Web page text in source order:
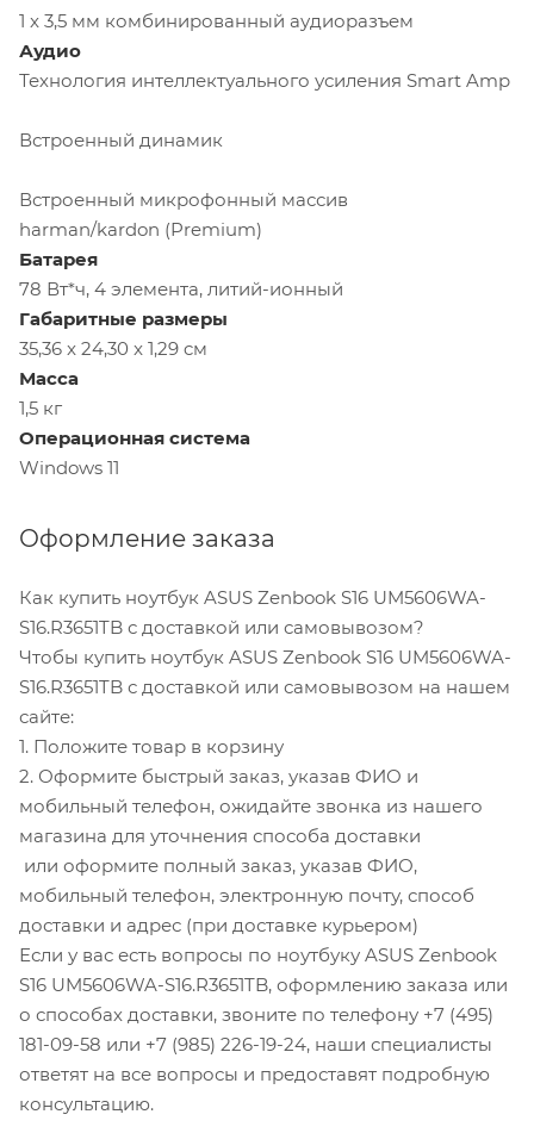
1 x 3,5 мм комбинированный аудиоразъем
Аудио
Технология интеллектуального усиления Smart Amp
Встроенный динамик
Встроенный микрофонный массив
harman/kardon (Premium)
Батарея
78 Вт*ч, 4 элемента, литий-ионный
Габаритные размеры
35,36 x 24,30 x 1,29 cм
Масса
1,5 кг
Операционная система
Windows 11
Оформление заказа
Как купить ноутбук ASUS Zenbook S16 UM5606WA-
S16.R3651TB с доставкой или самовывозом?
Чтобы купить ноутбук ASUS Zenbook S16 UM5606WA-
S16.R3651TB с доставкой или самовывозом на нашем
сайте:
1. Положите товар в корзину
2. Оформите быстрый заказ, указав ФИО и
мобильный телефон, ожидайте звонка из нашего
магазина для уточнения способа доставки
или оформите полный заказ, указав ФИО,
мобильный телефон, электронную почту, способ
доставки и адрес (при доставке курьером)
Если у вас есть вопросы по ноутбуку ASUS Zenbook
S16 UM5606WA-S16.R3651TB, оформлению заказа или
о способах доставки, звоните по телефону +7 (495)
181-09-58 или +7 (985) 226-19-24, наши специалисты
ответят на все вопросы и предоставят подробную
консультацию.